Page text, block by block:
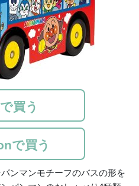
買う
で買う
ンマンモチーフのバスの形を